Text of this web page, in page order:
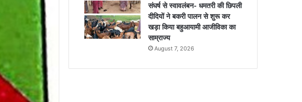
संघर्ष से स्वावलंबन- धमतरी की छिपली
दीदियों ने बकरी पालन से शुरू कर
खड़ा किया बहुआयामी आजीविका का
साम्राज्य
August 7, 2026